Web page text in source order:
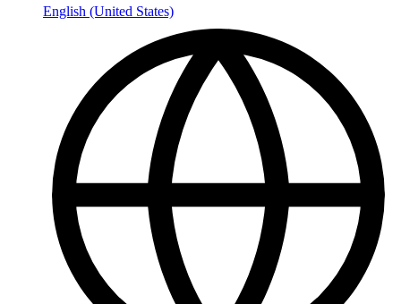
English (United States)